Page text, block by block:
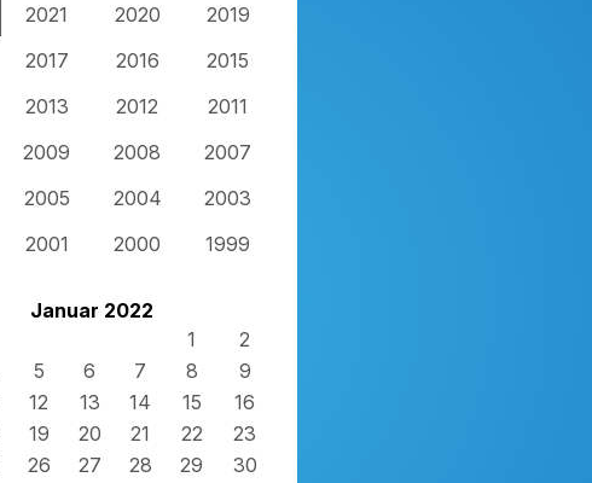
2021 2020
2019
2017 2016
2015
2013 2012
2011
2009 2008
2007
2005 2004
2003
2001 2000 1999
Januar 2022
1
2
5 6 7 8
9
12 13 14 15
16
19 20 21 22
23
26 27 28 29
30